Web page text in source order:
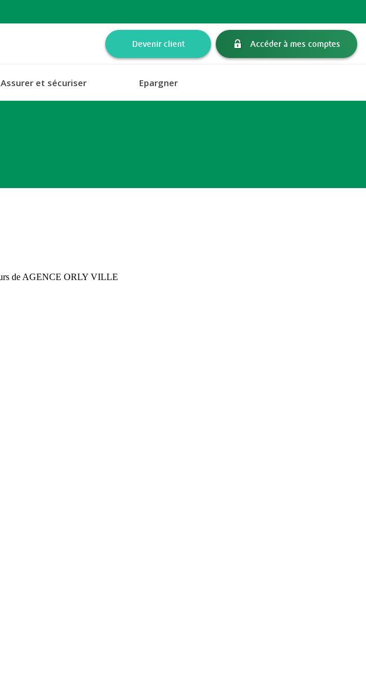
Devenir client Accéder à mes comptes
Assurer et sécuriser Epargner